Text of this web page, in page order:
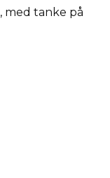
med tanke på